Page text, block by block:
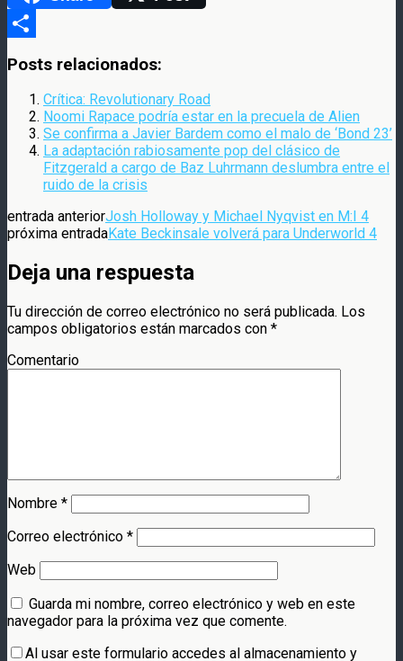
Posts relacionados:
Crítica: Revolutionary Road
Noomi Rapace podría estar en la precuela de Alien
Se confirma a Javier Bardem como el malo de ‘Bond 23’
La adaptación rabiosamente pop del clásico de
Fitzgerald a cargo de Baz Luhrmann deslumbra entre el
ruido de la crisis
entrada anteriorJosh Holloway y Michael Nyqvist en M:I 4
próxima entradaKate Beckinsale volverá para Underworld 4
Deja una respuesta
Tu dirección de correo electrónico no será publicada. Los
campos obligatorios están marcados con *
Comentario
Nombre *
Correo electrónico *
Web
Guarda mi nombre, correo electrónico y web en este
navegador para la próxima vez que comente.
Al usar este formulario accedes al almacenamiento y